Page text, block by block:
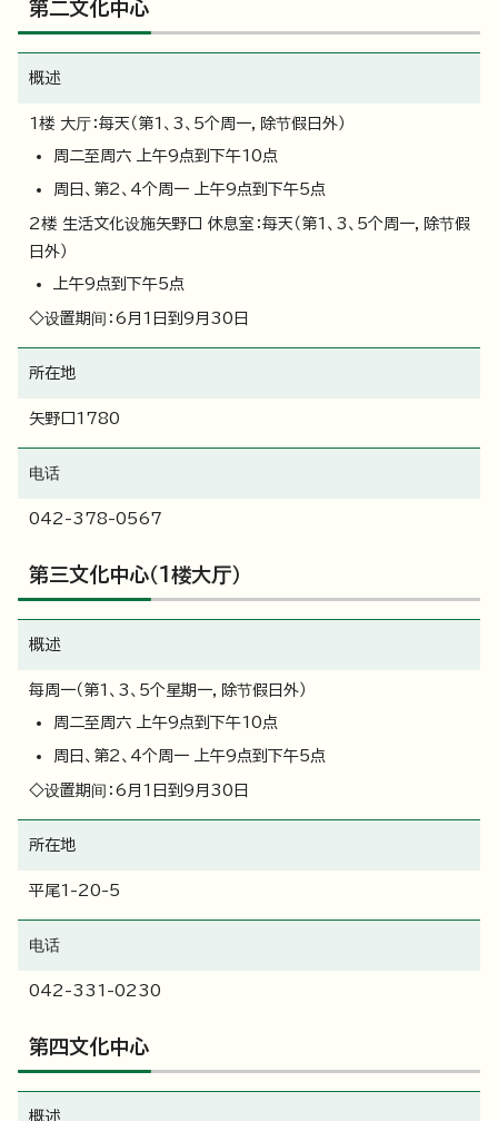
第二文化中心
概述
1楼 大厅：每天（第1、3、5个周一，除节假日外）
周二至周六 上午9点到下午10点
周日、第2、4个周一 上午9点到下午5点
2楼 生活文化设施矢野口 休息室：每天（第1、3、5个周一，除节假
日外）
上午9点到下午5点
◇设置期间：6月1日到9月30日
所在地
矢野口1780
电话
042-378-0567
第三文化中心（1楼大厅）
概述
每周一（第1、3、5个星期一，除节假日外）
周二至周六 上午9点到下午10点
周日、第2、4个周一 上午9点到下午5点
◇设置期间：6月1日到9月30日
所在地
平尾1-20-5
电话
042-331-0230
第四文化中心
概述